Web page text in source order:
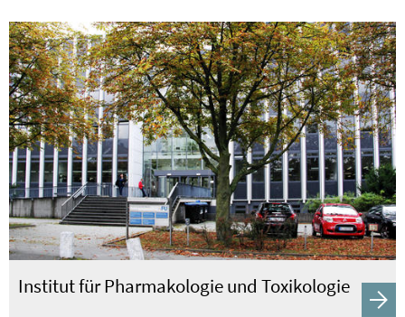
Institut für Pharmakologie und Toxikologie